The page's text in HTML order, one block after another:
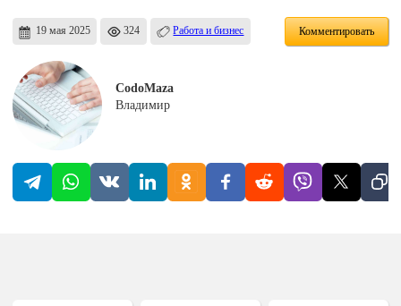
19 мая 2025 324 Работа и бизнес Комментировать
CodoMaza
Владимир